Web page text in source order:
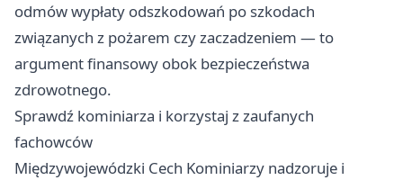
odmów wypłaty odszkodowań po szkodach
związanych z pożarem czy zaczadzeniem — to
argument finansowy obok bezpieczeństwa
zdrowotnego.
Sprawdź kominiarza i korzystaj z zaufanych
fachowców
Międzywojewódzki Cech Kominiarzy nadzoruje i